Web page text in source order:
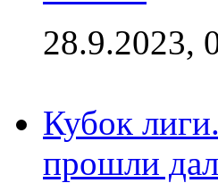
28.9.2023,
Кубок
прошли